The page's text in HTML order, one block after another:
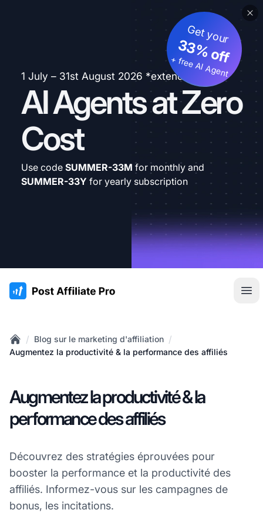
1 July – 31st August 2026 *extended
AI Agents at Zero
Cost
Get your
33% off
+ free AI Agent
Use code SUMMER-33M for monthly and
SUMMER-33Y for yearly subscription
:site.title
Home
/ Blog sur le marketing d'affiliation /
Augmentez la productivité & la performance des affiliés
Augmentez la productivité & la
performance des affiliés
Découvrez des stratégies éprouvées pour
booster la performance et la productivité des
affiliés. Informez-vous sur les campagnes de
bonus, les incitations.